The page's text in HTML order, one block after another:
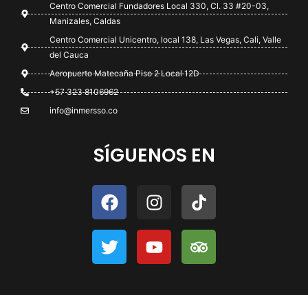
Centro Comercial Fundadores Local 330, Cl. 33 #20-03,
Manizales, Caldas
Centro Comercial Unicentro, local 138, Las Vegas, Cali, Valle
del Cauca
Aeropuerto Matecaña Piso 2 Local 12D
+57 323 8106962
info@inmersso.co
SÍGUENOS EN